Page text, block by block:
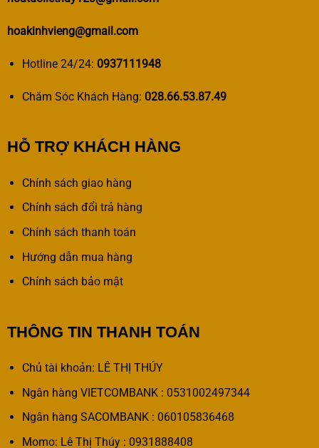
hoakinhvieng@gmail.com
Hotline 24/24: 0937111948
Chăm Sóc Khách Hàng: 028.66.53.87.49
HỖ TRỢ KHÁCH HÀNG
Chính sách giao hàng
Chính sách đổi trả hàng
Chính sách thanh toán
Hướng dẫn mua hàng
Chính sách bảo mật
THÔNG TIN THANH TOÁN
Chủ tài khoản: LÊ THỊ THÚY
Ngân hàng VIETCOMBANK : 0531002497344
Ngân hàng SACOMBANK : 060105836468
Momo: Lê Thị Thúy : 0931888408